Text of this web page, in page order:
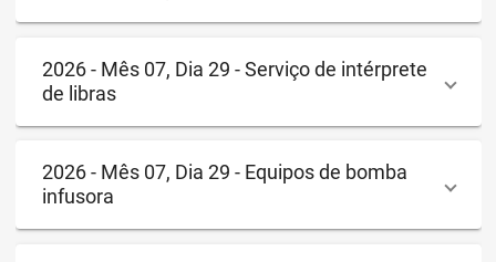
2026 - Mês 07, Dia 29 - Serviço de intérprete
de libras
2026 - Mês 07, Dia 29 - Equipos de bomba
infusora